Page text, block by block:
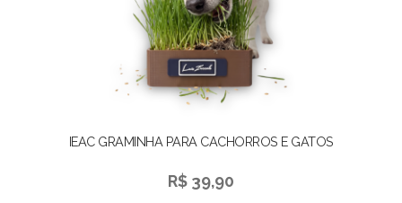
IEAC GRAMINHA PARA CACHORROS E GATOS
R$ 39,90